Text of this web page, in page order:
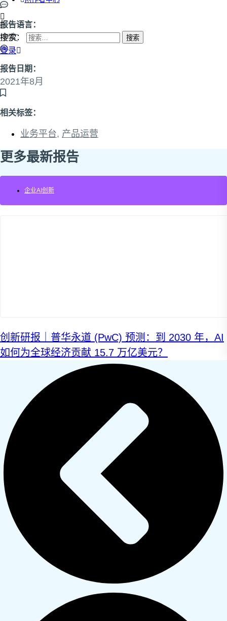
搜索：
登录
报告语言：
中文
报告日期：
2021年8月
相关标签：
业务平台, 产品运营
更多最新报告
企业AI创新
创新研报｜普华永道 (PwC) 预测：到 2030 年，AI
如何为全球经济贡献 15.7 万亿美元？